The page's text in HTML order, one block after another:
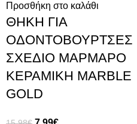
Προσθήκη στο καλάθι
ΘΗΚΗ ΓΙΑ
ΟΔΟΝΤΟΒΟΥΡΤΣΕΣ
ΣΧΕΔΙΟ ΜΑΡΜΑΡΟ
ΚΕΡΑΜΙΚΗ ΜΑRΒLΕ
GΟLD